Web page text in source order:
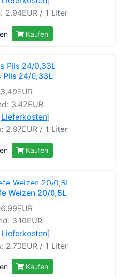
2.94EUR / 1 Liter
Kaufen
Pils 24/0,33L
3.42EUR
Lieferkosten]
2.97EUR / 1 Liter
Kaufen
Weizen 20/0,5L
3.10EUR
Lieferkosten]
2.70EUR / 1 Liter
Kaufen